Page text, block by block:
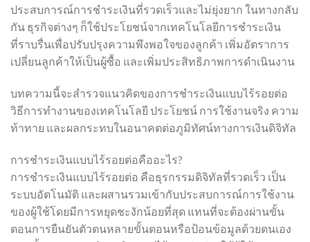
ประสบการณ์การชำระเงินที่รวดเร็วและไม่ยุ่งยาก ในทางกลับ
กัน ธุรกิจต่างๆ ก็ใช้ประโยชน์จากเทคโนโลยีการชำระเงิน
ที่ราบรื่นเพื่อปรับปรุงความพึงพอใจของลูกค้า เพิ่มอัตราการ
เปลี่ยนลูกค้าให้เป็นผู้ซื้อ และเพิ่มประสิทธิภาพการดำเนินงาน
บทความนี้จะสำรวจแนวคิดของการชำระเงินแบบไร้รอยต่อ
วิธีการทำงานของเทคโนโลยี ประโยชน์ การใช้งานจริง ความ
ท้าทาย และผลกระทบในอนาคตต่อภูมิทัศน์ทางการเงินดิจิทัล
การชำระเงินแบบไร้รอยต่อคืออะไร?
การชำระเงินแบบไร้รอยต่อ คือธุรกรรมดิจิทัลที่รวดเร็ว เป็น
ระบบอัตโนมัติ และผสานรวมเข้ากับประสบการณ์การใช้งาน
ของผู้ใช้โดยมีการหยุดชะงักน้อยที่สุด แทนที่จะต้องผ่านขั้น
ตอนการยืนยันตัวตนหลายขั้นตอนหรือป้อนข้อมูลด้วยตนเอง